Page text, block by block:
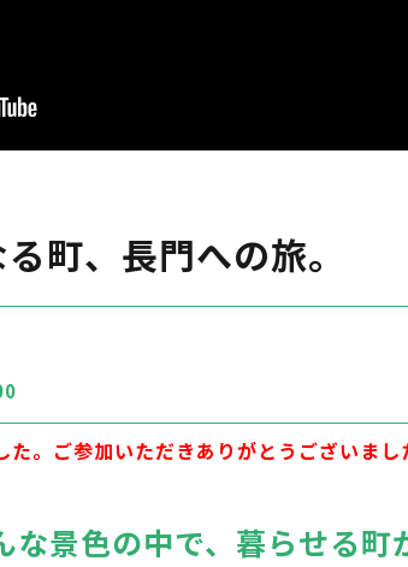
町、長門への旅。
た。ご参加いただきありがとうございまし
な景色の中で、暮らせる町